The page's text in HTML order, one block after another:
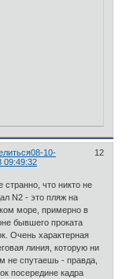
12
08-10-
09:49:32
странно, что никто не
N2 - это пляж на
море, примерно в
бывшего проката
Очень характерная
линия, которую ни
не спутаешь - правда,
посередине кадра